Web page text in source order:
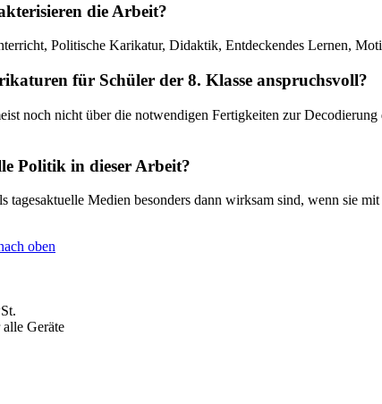
die Arbeit?
Politische Karikatur, Didaktik, Entdeckendes Lernen,
für Schüler der 8. Klasse anspruchsvoll?
noch nicht über die notwendigen Fertigkeiten zur
Politik in dieser Arbeit?
tagesaktuelle Medien besonders dann wirksam sind, wenn sie
oben
Geräte